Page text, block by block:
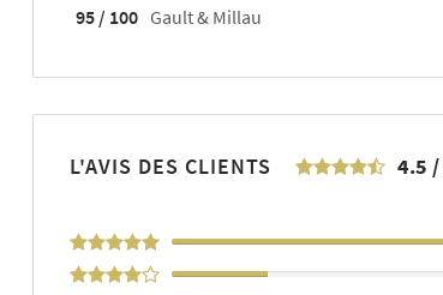
95 / 100 Gault & Millau
L'AVIS DES CLIENTS 4.5 /
64%
18%